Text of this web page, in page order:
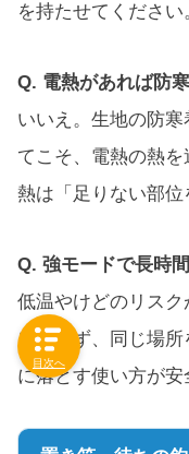
を持たせてください
Q. 電熱があれば防
いいえ。生地の防
てこそ、電熱の熱
熱は「足りない部位
Q. 強モードで長時
低温やけどのリス
に当てず、同じ場
に落とす使い方が安
目次へ